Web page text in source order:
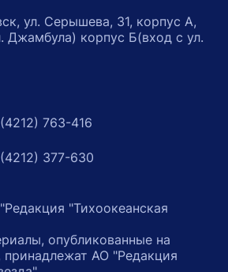
ул. Серышева, 31, корпус А,
Джамбула) корпус Б(вход с ул.
763-416
377-630
"Тихоокеанская
опубликованные на
принадлежат АО "Редакция